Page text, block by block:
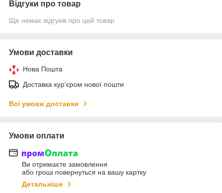
Відгуки про товар
Ще немає відгуків про цей товар
Умови доставки
Нова Пошта
Доставка кур'єром нової пошти
Всі умови доставки
Умови оплати
Ви отримаєте замовлення
або гроші повернуться на вашу картку
Детальніше